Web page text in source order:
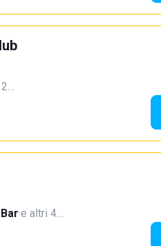
Bar·e altri 4…